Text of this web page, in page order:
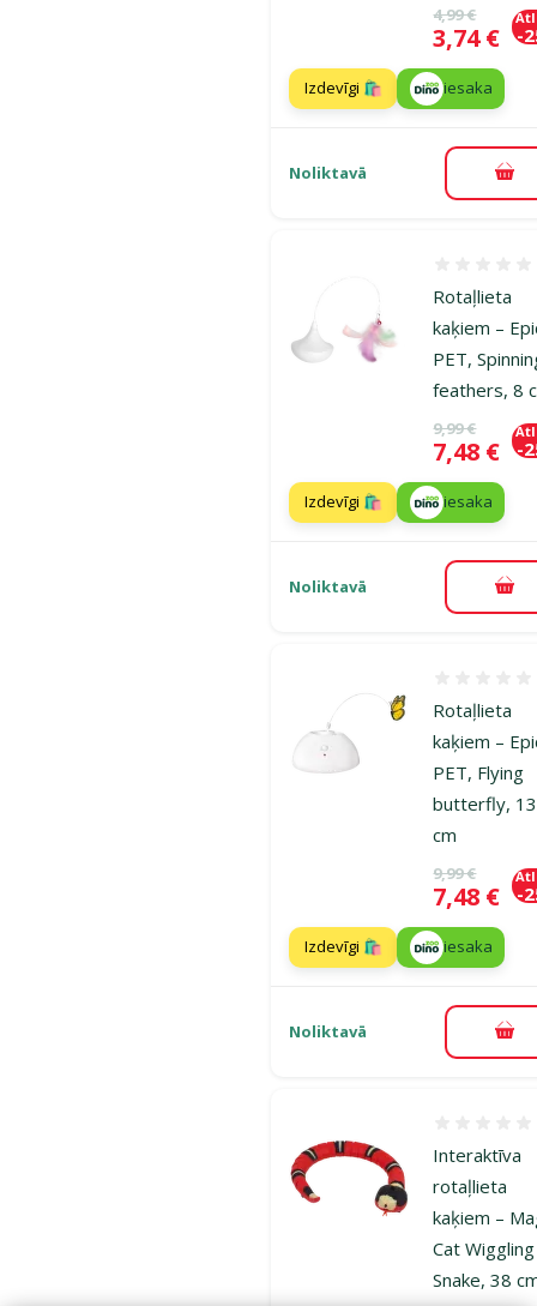
Oriģinālā
4,99 €
Cena
3,74 € -
Izdevīgi 🛍️ iesaka
Noliktavā
Rotaļlieta
kaķiem –
PET,
feathers, 8
Oriģinālā
9,99 €
Cena
7,48 € -
Izdevīgi 🛍️ iesaka
Noliktavā
Rotaļlieta
kaķiem –
PET, Flying
butterfly, 13
cm
Oriģinālā
9,99 €
Cena
7,48 € -
Izdevīgi 🛍️ iesaka
Noliktavā
Interaktīva
rotaļlieta
kaķiem –
Cat Wiggling
Snake, 38